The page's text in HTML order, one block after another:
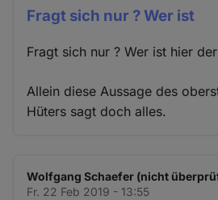
Fragt sich nur ? Wer ist
Fragt sich nur ? Wer ist hier
Allein diese Aussage des
Hüters sagt doch alles.
Wolfgang Schaefer (nicht
Fr. 22 Feb 2019 - 13:55